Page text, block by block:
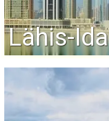
Lähis-Ida